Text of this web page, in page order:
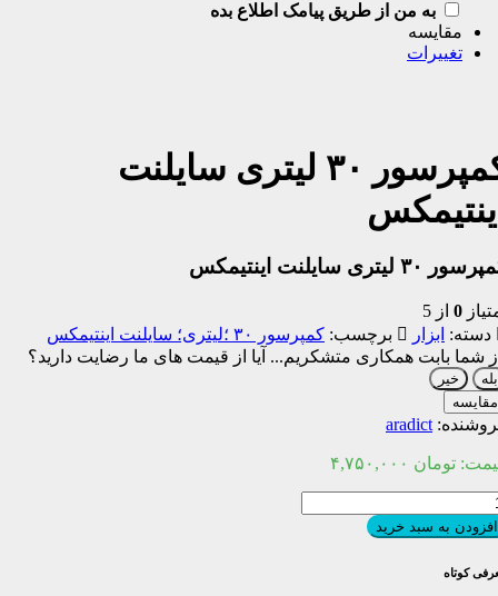
به من از طریق پیامک اطلاع بده
مقایسه
تغییرات
کمپرسور ۳۰ لیتری سایلنت
۳۰ لیتری سایلنت اینتیمکس
0 از 5
دسته: ابزار برچسب: کمپرسور ۳۰ ؛لیتری؛ سایلنت اینتیمکس
شما بابت همکاری متشکریم... آیا از قیمت های ما رضایت دارید؟
بله
خیر
مقایسه
aradict
تومان
افزودن به سبد خرید
کوتاه